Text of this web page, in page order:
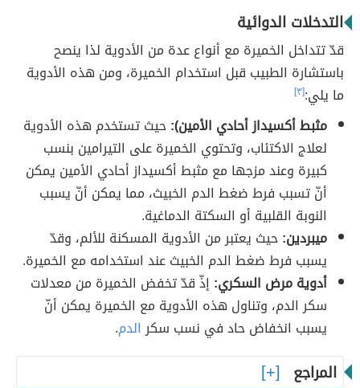
التدخلات الدوائية
قدّ تتداخل الخميرة مع أنواع عدة من الأدوية لذا ينصح
باستشارة الطبيب قبل استخدام الخميرة، ومن هذه الأدوية
ما يلي:[٣]
مثبط أكسيداز أحادي الأمين):حيث تستخدم هذه الأدوية
لعلاج الاكتئاب، وتحتوي الخميرة على التيرامين بنسب
كبيرة وعند مزجها مع مثبط أكسيداز أحادي الأمين يمكن
أنّ تسبب فرط ضغط الدم الخبيث، مما يمكن أنّ يسبب
النوبة القلبية أو السكتة الدماغية.
ميبردين:حيث يعتبر من الأدوية المسكنة للألم، وقدّ
يسبب فرط ضغط الدم الخبيث عند استخدامه مع الخميرة.
أدوية مرض السكري: إذّ قدّ تخفض الخميرة من معدلات
سكر الدم، وتناول هذه الأدوية مع الخميرة يمكن أنّ
يسبب انخفاض حاد في نسب سكرالدم.
المراجع